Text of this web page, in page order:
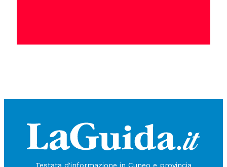
Testata d'informazione in Cuneo e provincia